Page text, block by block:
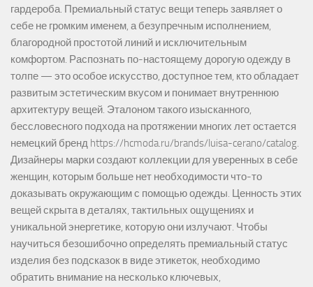
гардероба. Премиальный статус вещи теперь заявляет о
себе не громким именем, а безупречным исполнением,
благородной простотой линий и исключительным
комфортом. Распознать по-настоящему дорогую одежду в
толпе — это особое искусство, доступное тем, кто обладает
развитым эстетическим вкусом и понимает внутреннюю
архитектуру вещей. Эталоном такого изысканного,
бессловесного подхода на протяжении многих лет остается
немецкий бренд https://hcmoda.ru/brands/luisa-cerano/catalog.
Дизайнеры марки создают коллекции для уверенных в себе
женщин, которым больше нет необходимости что-то
доказывать окружающим с помощью одежды. Ценность этих
вещей скрыта в деталях, тактильных ощущениях и
уникальной энергетике, которую они излучают. Чтобы
научиться безошибочно определять премиальный статус
изделия без подсказок в виде этикеток, необходимо
обратить внимание на несколько ключевых,